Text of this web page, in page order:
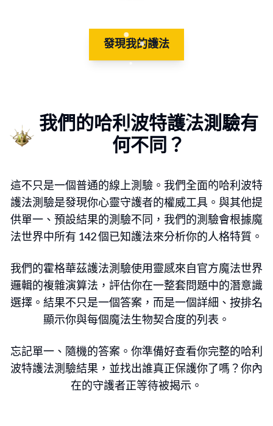
發現我的護法
請選擇與你產生共鳴的詞彙：
迷失
尋獲
第 1 題，共 6 題
我們的哈利波特護法測驗有
何不同？
這不只是一個普通的線上測驗。我們全面的哈利波特
護法測驗是發現你心靈守護者的權威工具。與其他提
供單一、預設結果的測驗不同，我們的測驗會根據魔
法世界中所有 142 個已知護法來分析你的人格特質。
我們的霍格華茲護法測驗使用靈感來自官方魔法世界
邏輯的複雜演算法，評估你在一整套問題中的潛意識
選擇。結果不只是一個答案，而是一個詳細、按排名
顯示你與每個魔法生物契合度的列表。
忘記單一、隨機的答案。你準備好查看你完整的哈利
波特護法測驗結果，並找出誰真正保護你了嗎？你內
在的守護者正等待被揭示。